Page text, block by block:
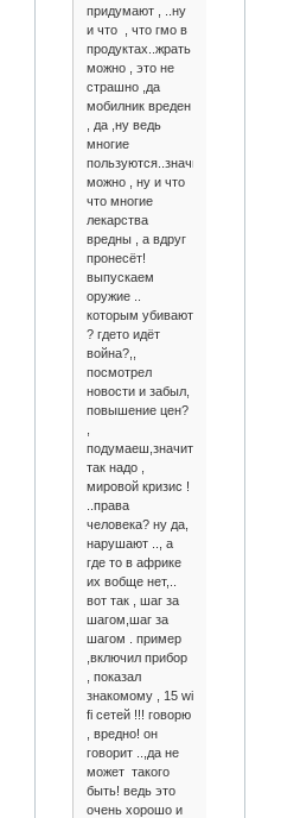
придумают , ..ну
и что , что гмо в
продуктах..жрать
можно , это не
страшно ,да
мобилник вреден
, да ,ну ведь
многие
пользуются..значит
можно , ну и что
что многие
лекарства
вредны , а вдруг
пронесёт!
выпускаем
оружие ..
которым убивают
? гдето идёт
война?,,
посмотрел
новости и забыл,
повышение цен?
подумаеш,значит
так надо ,
мировой кризис !
..права
человека? ну да,
нарушают .., а
где то в африке
их вобще нет,..
вот так , шаг за
шагом,шаг за
шагом . пример
,включил прибор
, показал
знакомому , 15 wi
fi сетей !!! говорю
, вредно! он
говорит ..,да не
может такого
быть! ведь это
очень хорошо и